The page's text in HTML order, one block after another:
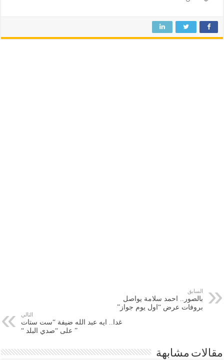
السابق
بالصور.. احمد سلامة يواصل
بروفات عرض “اول يوم جواز”
التالي
غدا.. ايه عبد الله ضيفة “ست ستات
” على “صدي البلد “
مقالات مشابهة